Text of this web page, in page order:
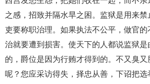
之感，招致并隔水旱之困。监狱是用来
吏要称职治理。如果执法不公平，做官
治就要遭到损害。使天下的人都说监狱是
的，爵位是因为行贿才得到的。不又臭
呢？您应采访得失，择忠从善，下诏把